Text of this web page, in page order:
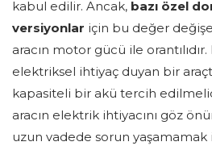
kabul edilir. Ancak, bazı özel
versiyonlar için bu değer
aracın motor gücü ile orantılıdır.
elektriksel ihtiyaç duyan bir
kapasiteli bir akü tercih
aracın elektrik ihtiyacını göz
uzun vadede sorun yaşamamak